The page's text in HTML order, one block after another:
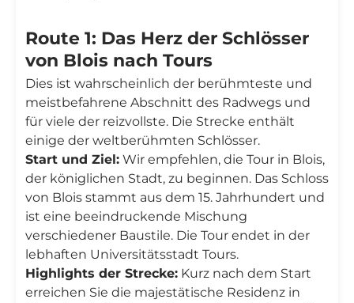
Route 1: Das Herz der Schlösser
von Blois nach Tours
Dies ist wahrscheinlich der berühmteste und
meistbefahrene Abschnitt des Radwegs und
für viele der reizvollste. Die Strecke enthält
einige der weltberühmten Schlösser.
Start und Ziel: Wir empfehlen, die Tour in Blois,
der königlichen Stadt, zu beginnen. Das Schloss
von Blois stammt aus dem 15. Jahrhundert und
ist eine beeindruckende Mischung
verschiedener Baustile. Die Tour endet in der
lebhaften Universitätsstadt Tours.
Highlights der Strecke: Kurz nach dem Start
erreichen Sie die majestätische Residenz in